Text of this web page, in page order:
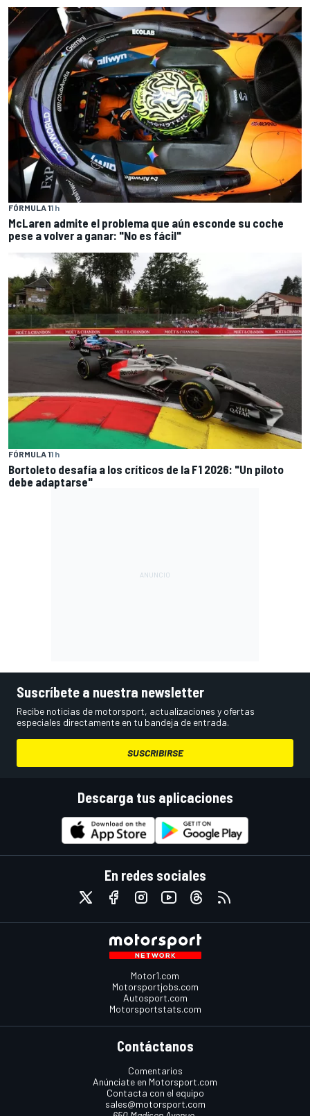
FÓRMULA 11 h
McLaren admite el problema que aún esconde su coche
pese a volver a ganar: "No es fácil"
FÓRMULA 11 h
Bortoleto desafía a los críticos de la F1 2026: "Un piloto
debe adaptarse"
Suscríbete a nuestra newsletter
Recibe noticias de motorsport, actualizaciones y ofertas
especiales directamente en tu bandeja de entrada.
SUSCRIBIRSE
Descarga tus aplicaciones
En redes sociales
Motor1.com
Motorsportjobs.com
Autosport.com
Motorsportstats.com
Contáctanos
Comentarios
Anúnciate en Motorsport.com
Contacta con el equipo
sales@motorsport.com